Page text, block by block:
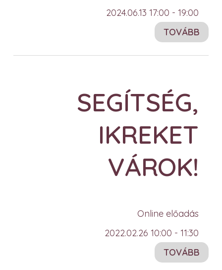
2024.06.13 17:00 - 19:00
TOVÁBB
SEGÍTSÉG,
IKREKET
VÁROK!
Online előadás
2022.02.26 10:00 - 11:30
TOVÁBB